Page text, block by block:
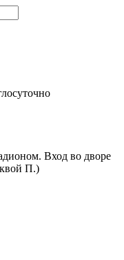
Вход во дворе
П.)